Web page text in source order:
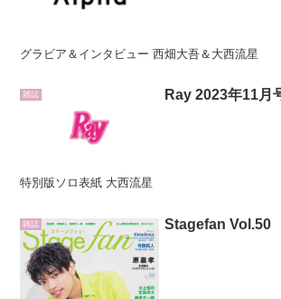
グラビア＆インタビュー 西畑大吾＆大西流星
雑誌 Ray 2023年11月
特別版ソロ表紙 大西流星
雑誌 Stagefan Vol.50